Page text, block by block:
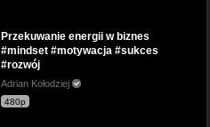
Przekuwanie energii w biznes
#mindset #motywacja #sukces
#rozwój
Adrian Kołodziej
480p